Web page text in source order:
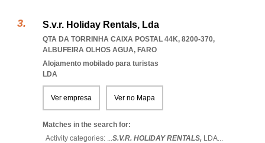
S.v.r. Holiday Rentals, Lda
QTA DA TORRINHA CAIXA POSTAL 44K, 8200-370,
ALBUFEIRA OLHOS AGUA, FARO
Alojamento mobilado para turistas
LDA
Ver empresa Ver no Mapa
Matches in the search for:
Activity categories: ...S.V.R. HOLIDAY RENTALS, LDA...